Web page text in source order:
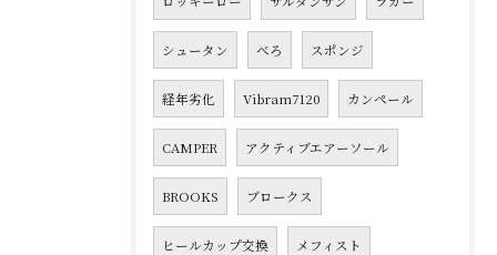
シュータン べろ スポンジ
経年劣化 Vibram7120 カンペール
CAMPER アクティブエアーソール
BROOKS ブロークス
ヒールカップ交換 メフィスト